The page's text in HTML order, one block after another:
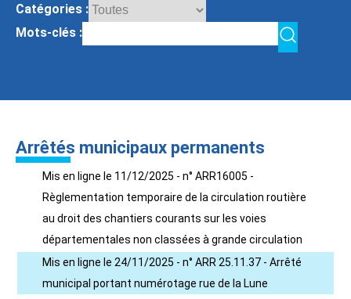
Catégories :
Mots-clés :
Arrêtés municipaux permanents
Mis en ligne le 11/12/2025 - n° ARR16005 -
Règlementation temporaire de la circulation routière
au droit des chantiers courants sur les voies
départementales non classées à grande circulation
Mis en ligne le 24/11/2025 - n° ARR 25.11.37 - Arrêté
municipal portant numérotage rue de la Lune